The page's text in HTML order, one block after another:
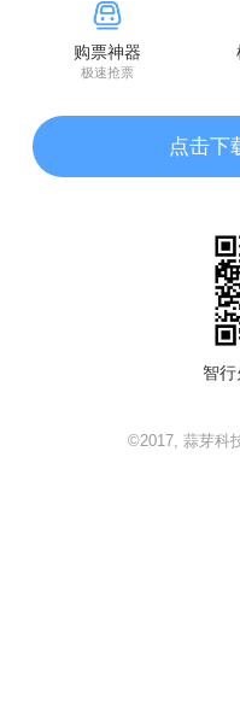
购票神器
极速抢票
点击下
智
©2017, 蒜芽科